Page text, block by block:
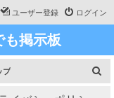
ログイン
ユーザー登録
も掲示板
プ